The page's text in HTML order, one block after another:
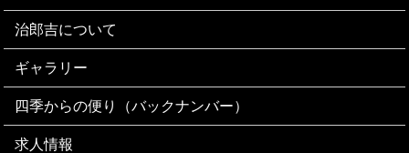
治郎吉について
ギャラリー
四季からの便り（バックナンバー）
求人情報